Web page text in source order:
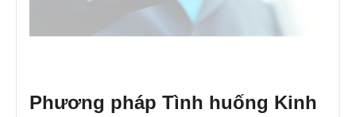
Phương pháp Tình huống Kinh